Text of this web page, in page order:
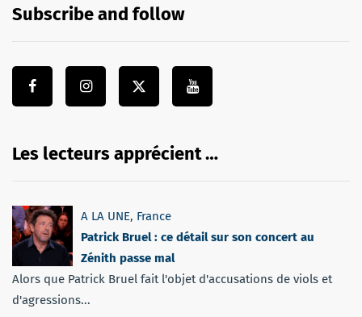
Subscribe and follow
Les lecteurs apprécient …
A LA UNE, France
Patrick Bruel : ce détail sur son concert au
Zénith passe mal
Alors que Patrick Bruel fait l'objet d'accusations de viols et
d'agressions...